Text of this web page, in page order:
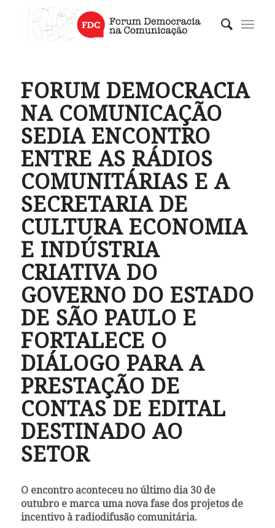
FORUM DEMOCRACIA
NA COMUNICAÇÃO
SEDIA ENCONTRO
ENTRE AS RÁDIOS
COMUNITÁRIAS E A
SECRETARIA DE
CULTURA ECONOMIA
E INDÚSTRIA
CRIATIVA DO
GOVERNO DO ESTADO
DE SÃO PAULO E
FORTALECE O
DIÁLOGO PARA A
PRESTAÇÃO DE
CONTAS DE EDITAL
DESTINADO AO
SETOR
O encontro aconteceu no último dia 30 de
outubro e marca uma nova fase dos projetos de
incentivo à radiodifusão comunitária.